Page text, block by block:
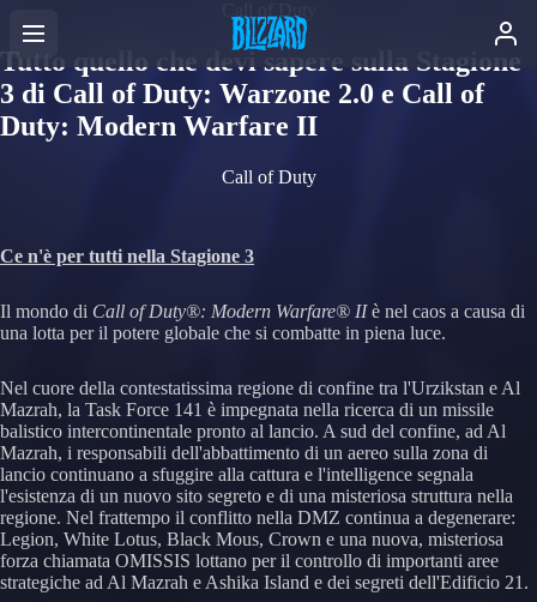
Tutto quello che devi sapere sulla Stagione
3 di Call of Duty: Warzone 2.0 e Call of
Duty: Modern Warfare II
Call of Duty
Ce n'è per tutti nella Stagione 3
Il mondo di Call of Duty®: Modern Warfare® IIè nel caos a causa di
una lotta per il potere globale che si combatte in piena luce.
Nel cuore della contestatissima regione di confine tra l'Urzikstan e Al
Mazrah, la Task Force 141 è impegnata nella ricerca di un missile
balistico intercontinentale pronto al lancio. A sud del confine, ad Al
Mazrah, i responsabili dell'abbattimento di un aereo sulla zona di
lancio continuano a sfuggire alla cattura e l'intelligence segnala
l'esistenza di un nuovo sito segreto e di una misteriosa struttura nella
regione. Nel frattempo il conflitto nella DMZ continua a degenerare:
Legion, White Lotus, Black Mous, Crown e una nuova, misteriosa
forza chiamata OMISSIS lottano per il controllo di importanti aree
strategiche ad Al Mazrah e Ashika Island e dei segreti dell'Edificio 21.